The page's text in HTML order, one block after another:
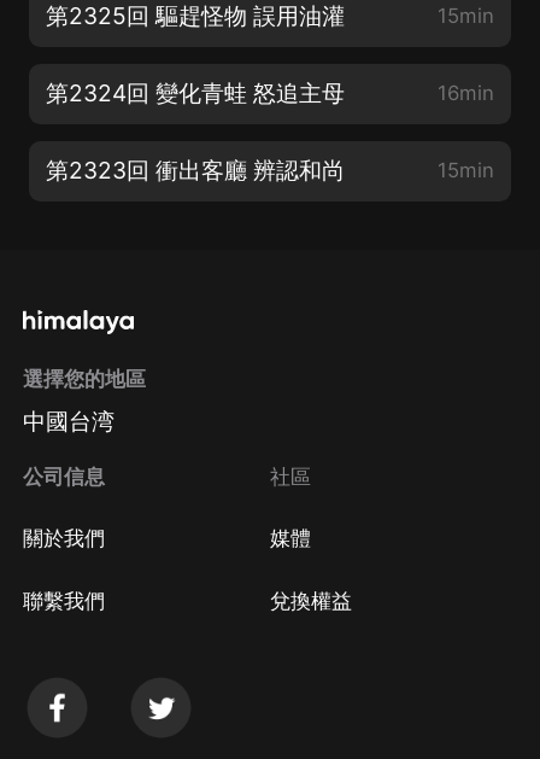
第2325回 驅趕怪物 誤用油灌 15min
第2324回 變化青蛙 怒追主母 16min
第2323回 衝出客廳 辨認和尚 15min
選擇您的地區
中國台湾
公司信息
關於我們
聯繫我們
社區
媒體
兌換權益